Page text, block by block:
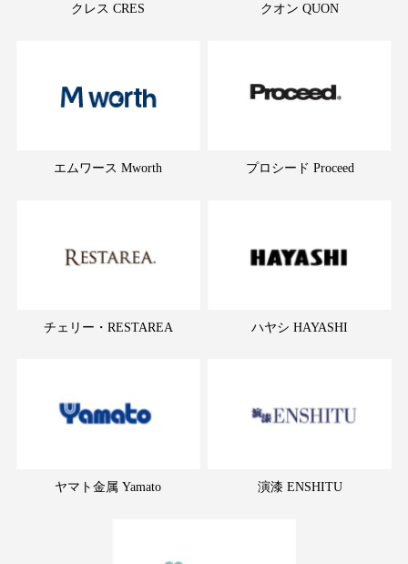
クレス CRES クオン QUON
エムワース Mworth プロシード Proceed
チェリー・RESTAREA ハヤシ HAYASHI
ヤマト金属 Yamato 演漆 ENSHITU